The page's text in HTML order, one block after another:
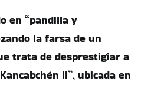
en “pandilla y
la farsa de un
trata de desprestigiar a
II”, ubicada en